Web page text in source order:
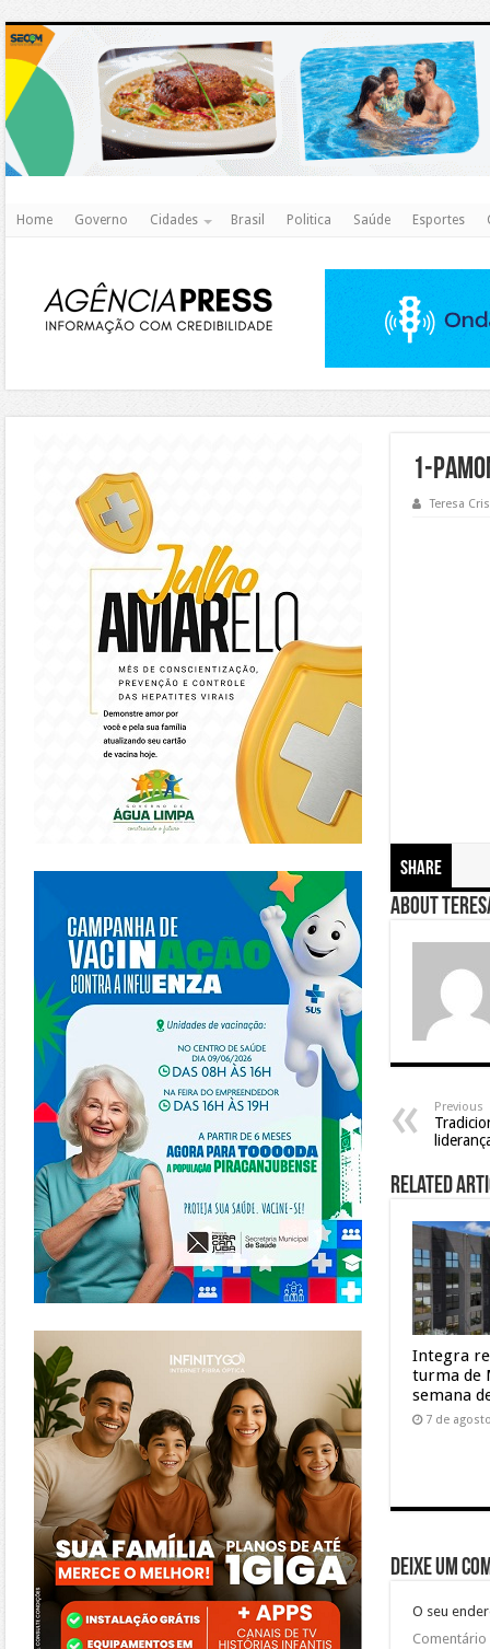
Home Governo Cidades Brasil Politica Saúde Esportes
1-
Teresa
Share
About
Previous
Related
Integra
turma de
semana
7 de
Deixe um
O seu
Comentário
https://piracanjuba.go.gov.br/
https://www.infinitygo.com.br/